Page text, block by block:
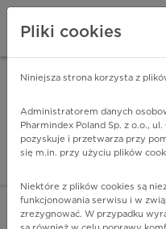
ZALOGUJ SIĘ
Pliki cookies
Niniejsza strona korzysta z
Administratorem danych
Pharmindex Poland Sp. z o.o.,
pozyskuje i przetwarza przy
się m.in. przy użyciu plików
Niektóre z plików cookies są
funkcjonowania serwisu i w
zrezygnować. W przypadku
ZA DARMO - w